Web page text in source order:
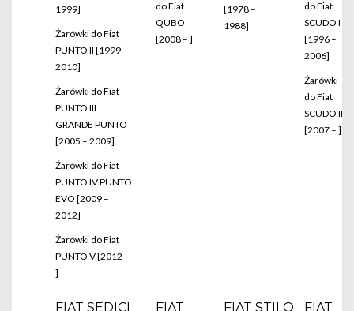
1999]
Żarówki do Fiat
PUNTO II [1999 –
2010]
Żarówki do Fiat
PUNTO III
GRANDE PUNTO
[2005 – 2009]
Żarówki do Fiat
PUNTO IV PUNTO
EVO [2009 –
2012]
Żarówki do Fiat
PUNTO V [2012 –
]
do Fiat
QUBO
[2008 – ]
[1978 –
1988]
do Fiat
SCUDO I
[1996 –
2006]
Żarówki
do Fiat
SCUDO II
[2007 – ]
FIAT SEDICI
FIAT
FIAT STILO
FIAT